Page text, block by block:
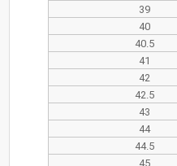
39
40
40.5
41
42
42.5
43
44
44.5
45